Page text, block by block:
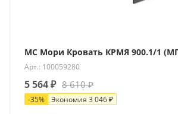
МС Мори Кровать КРМЯ 900.1/1
Арт.: 100059280
5 564₽ 8 610₽
-35% Экономия 3 046₽